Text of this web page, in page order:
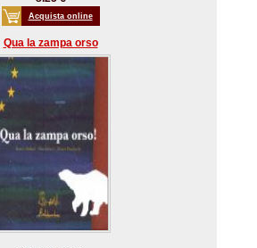
Acquista online
Qua la zampa orso